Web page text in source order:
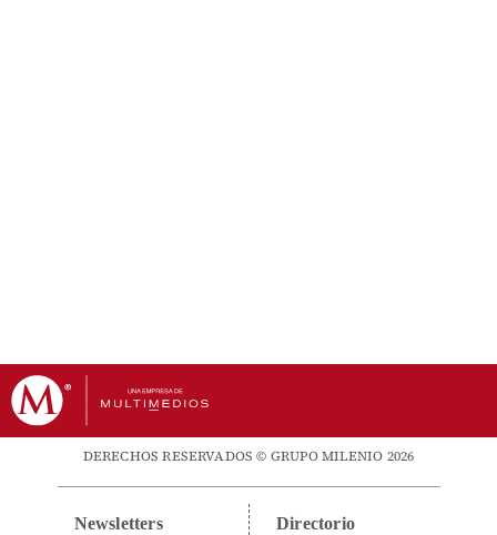
DERECHOS RESERVADOS © GRUPO MILENIO 2026
Newsletters Directorio